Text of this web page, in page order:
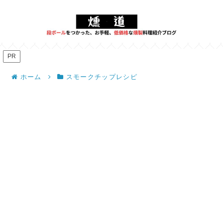
PR
ホーム スモークチップレシピ